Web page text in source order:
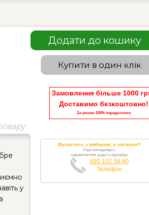
Додати до кошику
Купити в один клік
Замовлення більше 1000
Доставимо безкоштовно!
За умови 100% передоплати
у
Вагаєтесь з вибором, є питання?
Наші менеджери з
задоволенням дадуть відповідь
095 102 58 80
Телефон